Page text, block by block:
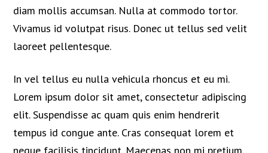
diam mollis accumsan. Nulla at commodo tortor.
Vivamus id volutpat risus. Donec ut tellus sed velit
laoreet pellentesque.
In vel tellus eu nulla vehicula rhoncus et eu mi.
Lorem ipsum dolor sit amet, consectetur adipiscing
elit. Suspendisse ac quam quis enim hendrerit
tempus id congue ante. Cras consequat lorem et